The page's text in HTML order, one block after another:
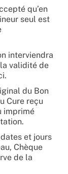
qu’en
seul est
interviendra
validité de
du Bon
Cure reçu
imprimé
et jours
Chèque
de la